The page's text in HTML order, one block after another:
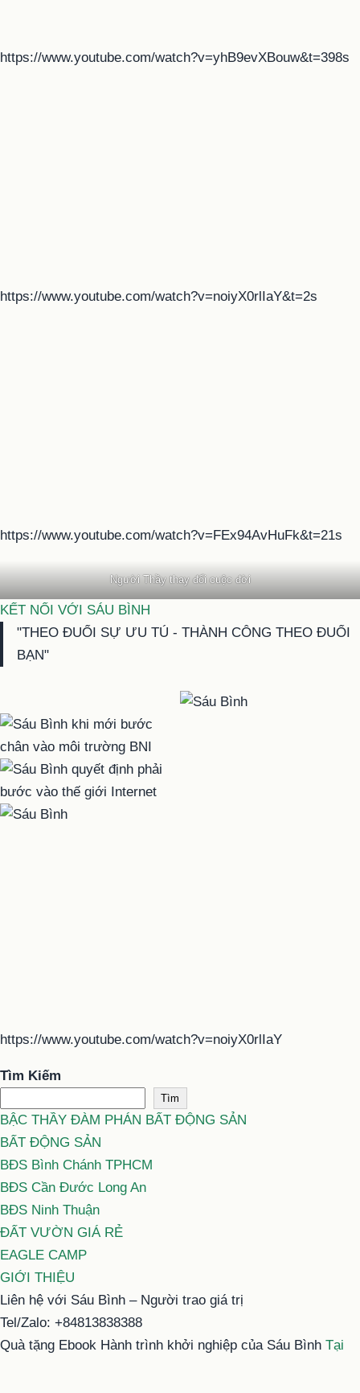
https://www.youtube.com/watch?v=yhB9evXBouw&t=398s
https://www.youtube.com/watch?v=noiyX0rlIaY&t=2s
https://www.youtube.com/watch?v=FEx94AvHuFk&t=21s
Người Thầy thay đổi cuộc đời
KẾT NỐI VỚI SÁU BÌNH
"THEO ĐUỔI SỰ ƯU TÚ - THÀNH CÔNG THEO ĐUỔI
BẠN"
https://www.youtube.com/watch?v=noiyX0rlIaY
Tìm Kiếm
Tìm
BẬC THẦY ĐÀM PHÁN BẤT ĐỘNG SẢN
BẤT ĐỘNG SẢN
BĐS Bình Chánh TPHCM
BĐS Cần Đước Long An
BĐS Ninh Thuận
ĐẤT VƯỜN GIÁ RẺ
EAGLE CAMP
GIỚI THIỆU
Liên hệ với Sáu Bình – Người trao giá trị
Tel/Zalo: +84813838388
Quà tặng Ebook Hành trình khởi nghiệp của Sáu Bình Tại